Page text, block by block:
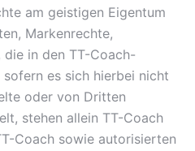
am geistigen Eigentum
Markenrechte,
die in den TT-Coach-
es sich hierbei nicht
oder von Dritten
stehen allein TT-Coach
Coach sowie autorisierten